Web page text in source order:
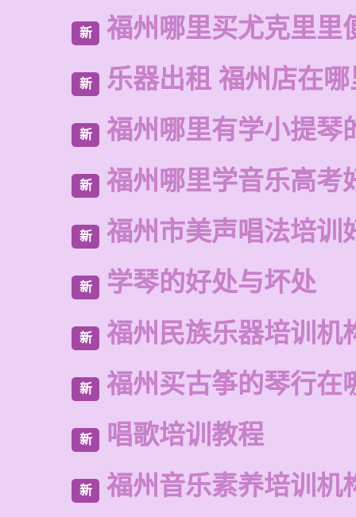
新 福州哪里买尤克里里
新 乐器出租 福州店在
新 福州哪里有学小提琴
新 福州哪里学音乐高考
新 福州市美声唱法培训
新 学琴的好处与坏处
新 福州民族乐器培训机
新 福州买古筝的琴行在
新 唱歌培训教程
新 福州音乐素养培训机